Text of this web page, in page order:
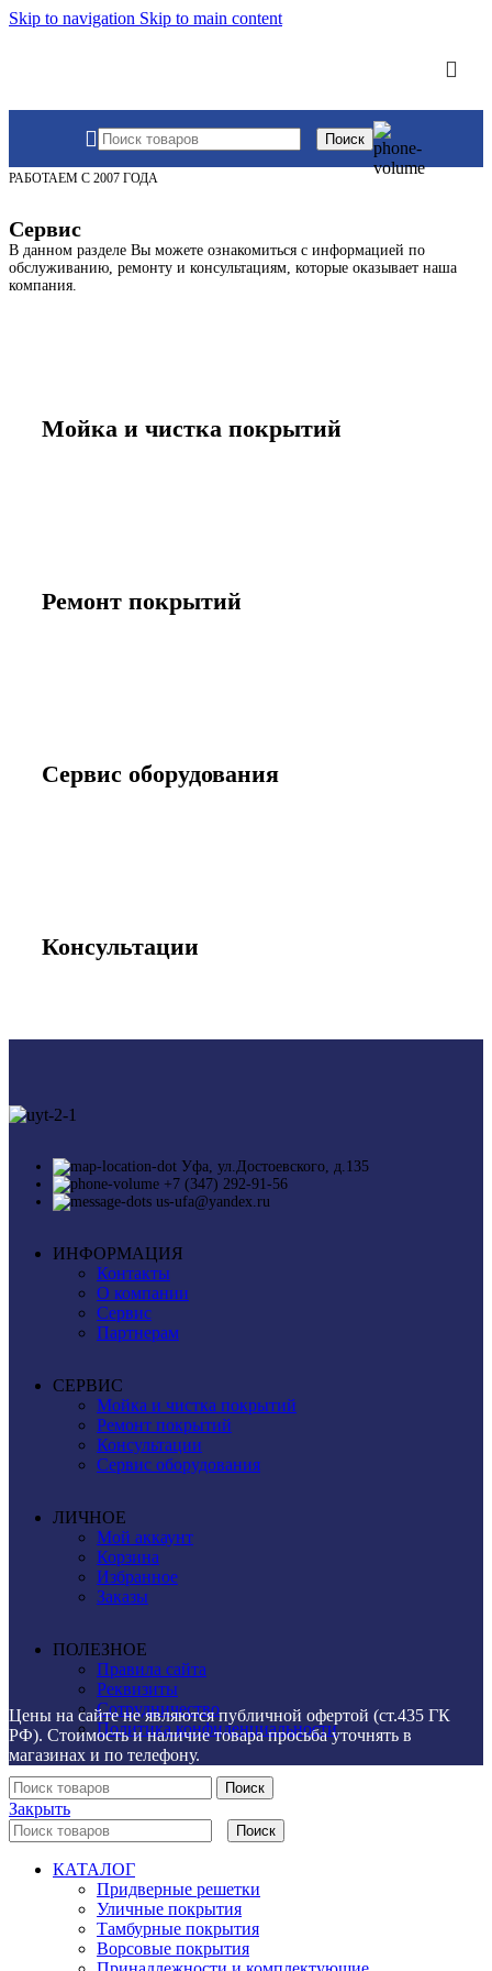
Skip to navigation Skip to main content
Поиск
РАБОТАЕМ С 2007 ГОДА
Сервис
В данном разделе Вы можете ознакомиться с информацией по
обслуживанию, ремонту и консультациям, которые оказывает наша
компания.
Мойка и чистка покрытий
Ремонт покрытий
Сервис оборудования
Консультации
Уфа, ул.Достоевского, д.135
+7 (347) 292-91-56
us-ufa@yandex.ru
ИНФОРМАЦИЯ
Контакты
О компании
Сервис
Партнерам
СЕРВИС
Мойка и чистка покрытий
Ремонт покрытий
Консультации
Сервис оборудования
ЛИЧНОЕ
Мой аккаунт
Корзина
Избранное
Заказы
ПОЛЕЗНОЕ
Правила сайта
Реквизиты
Сотрудничество
Политика конфиденциальности
Цены на сайте не являются публичной офертой (ст.435 ГК
РФ). Стоимость и наличие товара просьба уточнять в
магазинах и по телефону.
Поиск
Закрыть
Поиск
КАТАЛОГ
Придверные решетки
Уличные покрытия
Тамбурные покрытия
Ворсовые покрытия